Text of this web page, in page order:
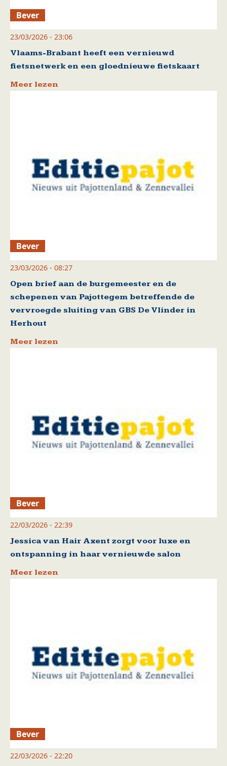
Bever
23/03/2026 - 23:06
Vlaams-Brabant heeft een vernieuwd
fietsnetwerk en een gloednieuwe fietskaart
Meer lezen
Bever
23/03/2026 - 08:27
Open brief aan de burgemeester en de
schepenen van Pajottegem betreffende de
vervroegde sluiting van GBS De Vlinder in
Herhout
Meer lezen
Bever
22/03/2026 - 22:39
Jessica van Hair Axent zorgt voor luxe en
ontspanning in haar vernieuwde salon
Meer lezen
Bever
22/03/2026 - 22:20